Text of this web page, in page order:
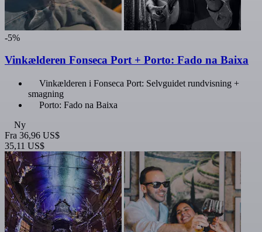
-5%
Vinkælderen Fonseca Port + Porto: Fado na Baixa
Vinkælderen i Fonseca Port: Selvguidet rundvisning +
smagning
Porto: Fado na Baixa
Ny
Fra 36,96 US$
35,11 US$